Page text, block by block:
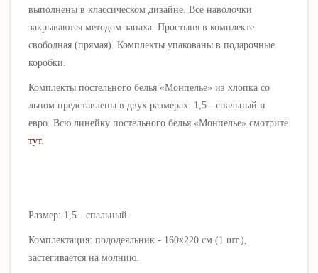
выполнены в классическом дизайне. Все наволочки
закрываются методом запаха. Простыня в комплекте
свободная (прямая). Комплекты упакованы в подарочные
коробки.
Комплекты постельного белья «Монпелье» из хлопка со
льном представлены в двух размерах: 1,5 - спальный и
евро. Всю линейку постельного белья «Монпелье» смотрите
тут.
Размер: 1,5 - спальный.
Комплектация: пододеяльник - 160х220 см (1 шт.),
застегивается на молнию.